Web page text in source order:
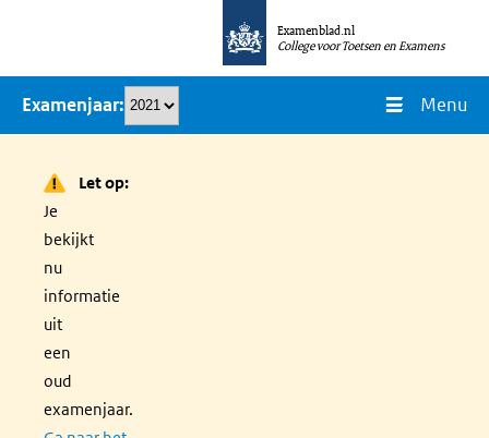
naar
inhoud
Examenblad.nl
College voor Toetsen en Examens
Examenjaar Menu
Let op:
Je
bekijkt
nu
informatie
uit
een
oud
examenjaar.